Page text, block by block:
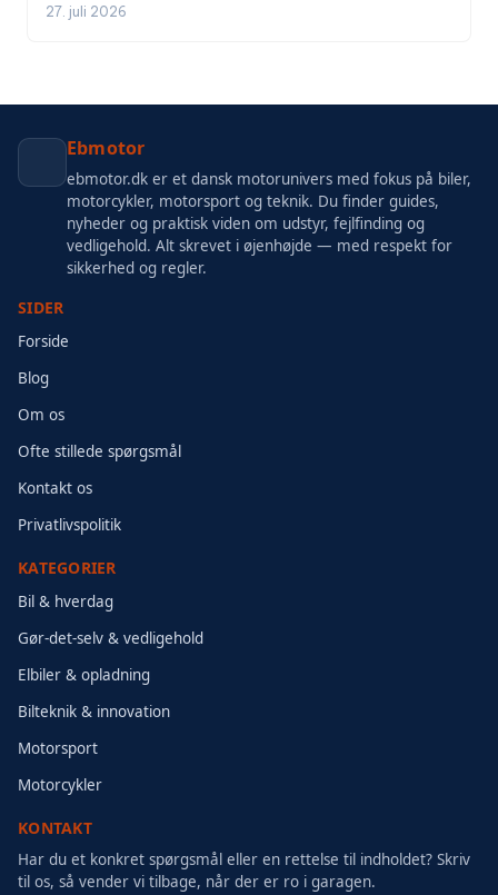
27. juli 2026
Ebmotor
ebmotor.dk er et dansk motorunivers med fokus på biler,
motorcykler, motorsport og teknik. Du finder guides,
nyheder og praktisk viden om udstyr, fejlfinding og
vedligehold. Alt skrevet i øjenhøjde — med respekt for
sikkerhed og regler.
SIDER
Forside
Blog
Om os
Ofte stillede spørgsmål
Kontakt os
Privatlivspolitik
KATEGORIER
Bil & hverdag
Gør-det-selv & vedligehold
Elbiler & opladning
Bilteknik & innovation
Motorsport
Motorcykler
KONTAKT
Har du et konkret spørgsmål eller en rettelse til indholdet? Skriv
til os, så vender vi tilbage, når der er ro i garagen.